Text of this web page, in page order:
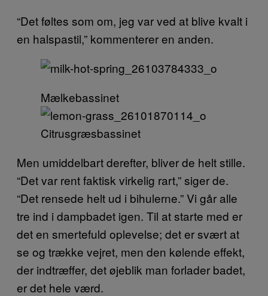
“Det føltes som om, jeg var ved at blive kvalt i
en halspastil,” kommenterer en anden.
Mælkebassinet
Citrusgræsbassinet
Men umiddelbart derefter, bliver de helt stille.
“Det var rent faktisk virkelig rart,” siger de.
“Det rensede helt ud i bihulerne.” Vi går alle
tre ind i dampbadet igen. Til at starte med er
det en smertefuld oplevelse; det er svært at
se og trække vejret, men den kølende effekt,
der indtræffer, det øjeblik man forlader badet,
er det hele værd.